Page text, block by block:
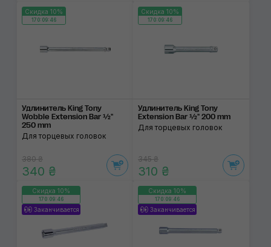
Скидка 10%
170:09:46
Удлинитель King Tony
Wobble Extension Bar ½"
250 mm
Для торцевых головок
380 ₴
340 ₴
Скидка 10%
170:09:46
Удлинитель King Tony
Extension Bar ½" 200 mm
Для торцевых головок
345 ₴
310 ₴
Скидка 10%
170:09:46
Заканчивается
Скидка 10%
170:09:46
Заканчивается